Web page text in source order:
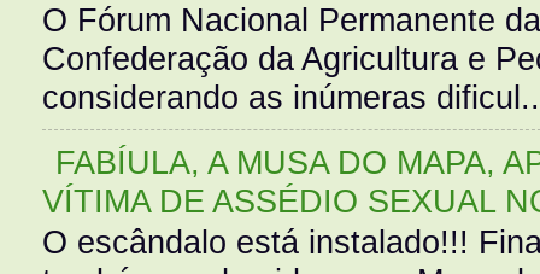
O Fórum Nacional Permanente
Confederação da Agricultura e
considerando as inúmeras
FABÍULA, A MUSA DO MAPA,
VÍTIMA DE ASSÉDIO SEXUAL
O escândalo está instalado!!!